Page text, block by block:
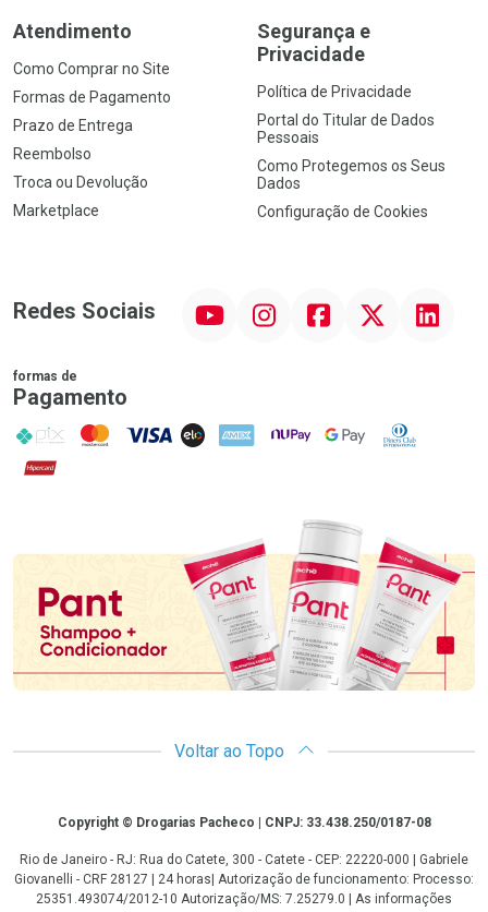
Atendimento
Como Comprar no Site
Formas de Pagamento
Prazo de Entrega
Reembolso
Troca ou Devolução
Marketplace
Segurança e
Privacidade
Política de Privacidade
Portal do Titular de Dados
Pessoais
Como Protegemos os Seus
Dados
Configuração de Cookies
Redes Sociais InstagramFacebookTwitter Linkedin
formas de
Pagamento
PIX MasterCard
VISA ELO AMEX NuPay Google PayDiners Club
Hipercard
Promoção em Destaque
Voltar ao Topo
CopyrightCopyright © Drogarias Pacheco | CNPJ: 33.438.250/0187-08
Rio de Janeiro - RJ: Rua do Catete, 300 - Catete - CEP: 22220-000 | Gabriele
Giovanelli - CRF 28127 | 24 horas| Autorização de funcionamento: Processo:
25351.493074/2012-10 Autorização/MS: 7.25279.0 | As informações